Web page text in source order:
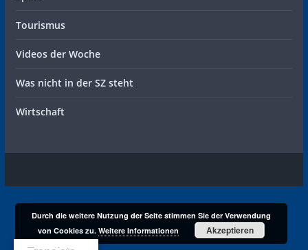
Tourismus
Videos der Woche
Was nicht in der SZ steht
Wirtschaft
Durch die weitere Nutzung der Seite stimmen Sie der Verwendung
von Cookies zu.Weitere Informationen Akzeptieren